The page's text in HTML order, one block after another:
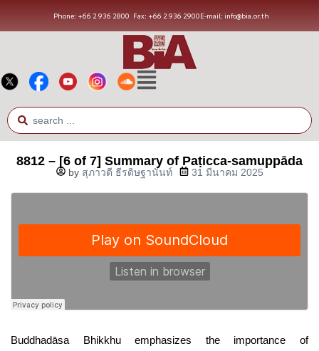
Phone: +66 2 936 2800 Fax: +66 2 936 2900E-mail: info@bia.or.th
8812 – [6 of 7] Summary of Paṭicca-samuppāda
by สุภาวดี ธีรดิษฐานันท์ 31 มีนาคม 2025
Buddhadāsa Bhikkhu emphasizes the importance of